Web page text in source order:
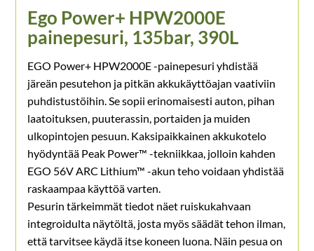
Ego Power+ HPW2000E
painepesuri, 135bar, 390L
EGO Power+ HPW2000E -painepesuri yhdistää
järeän pesutehon ja pitkän akkukäyttöajan vaativiin
puhdistustöihin. Se sopii erinomaisesti auton, pihan
laatoituksen, puuterassin, portaiden ja muiden
ulkopintojen pesuun. Kaksipaikkainen akkukotelo
hyödyntää Peak Power™ -tekniikkaa, jolloin kahden
EGO 56V ARC Lithium™ -akun teho voidaan yhdistää
raskaampaa käyttöä varten.
Pesurin tärkeimmät tiedot näet ruiskukahvaan
integroidulta näytöltä, josta myös säädät tehon ilman,
että tarvitsee käydä itse koneen luona. Näin pesua on